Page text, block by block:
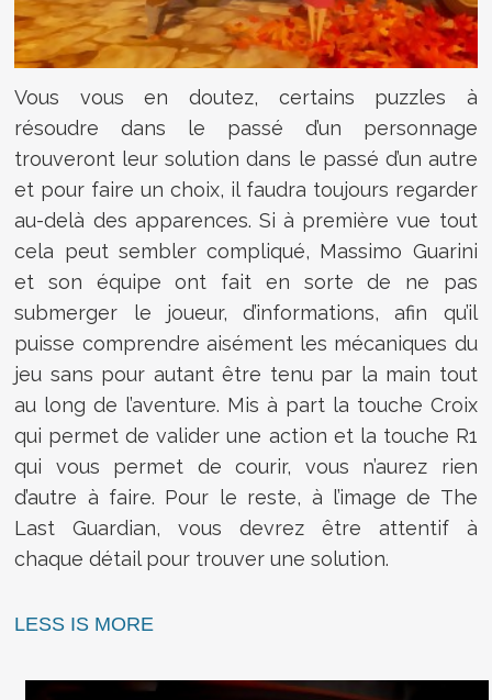
Vous vous en doutez, certains puzzles à
résoudre dans le passé d’un personnage
trouveront leur solution dans le passé d’un autre
et pour faire un choix, il faudra toujours regarder
au-delà des apparences. Si à première vue tout
cela peut sembler compliqué, Massimo Guarini
et son équipe ont fait en sorte de ne pas
submerger le joueur, d’informations, afin qu’il
puisse comprendre aisément les mécaniques du
jeu sans pour autant être tenu par la main tout
au long de l’aventure. Mis à part la touche Croix
qui permet de valider une action et la touche R1
qui vous permet de courir, vous n’aurez rien
d’autre à faire. Pour le reste, à l’image de The
Last Guardian, vous devrez être attentif à
chaque détail pour trouver une solution.
LESS IS MORE